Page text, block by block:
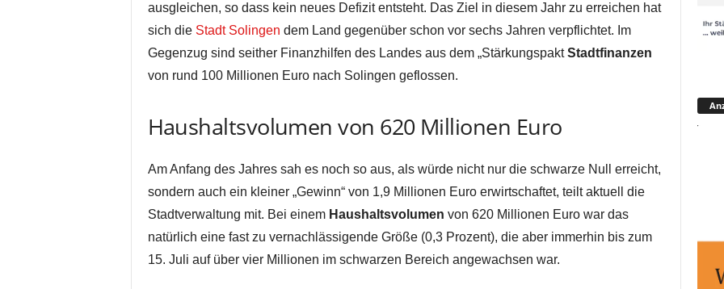
ausgleichen, so dass kein neues Defizit entsteht. Das Ziel in diesem Jahr zu erreichen hat
sich die Stadt Solingen dem Land gegenüber schon vor sechs Jahren verpflichtet. Im
Gegenzug sind seither Finanzhilfen des Landes aus dem „StärkungspaktStadtfinanzen
von rund 100 Millionen Euro nach Solingen geflossen.
Haushaltsvolumen von 620 Millionen Euro
Am Anfang des Jahres sah es noch so aus, als würde nicht nur die schwarze Null erreicht,
sondern auch ein kleiner „Gewinn“ von 1,9 Millionen Euro erwirtschaftet, teilt aktuell die
Stadtverwaltung mit. Bei einem Haushaltsvolumen von 620 Millionen Euro war das
natürlich eine fast zu vernachlässigende Größe (0,3 Prozent), die aber immerhin bis zum
15. Juli auf über vier Millionen im schwarzen Bereich angewachsen war.